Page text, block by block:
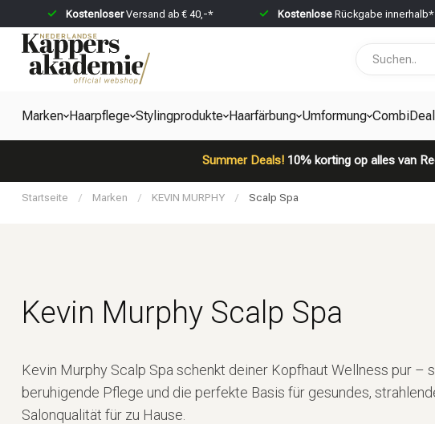
KostenloserVersand ab € 40,-* Kostenlose Rückgabe innerhalb*
Marken Haarpflege Stylingprodukte Haarfärbung Umformung
Summer Deals!10% korting op alles van
Startseite / Marken / KEVIN MURPHY / Scalp Spa
Kevin Murphy Scalp Spa
Kevin Murphy Scalp Spa schenkt deiner Kopfhaut Wellness pur –
beruhigende Pflege und die perfekte Basis für gesundes,
Salonqualität für zu Hause.